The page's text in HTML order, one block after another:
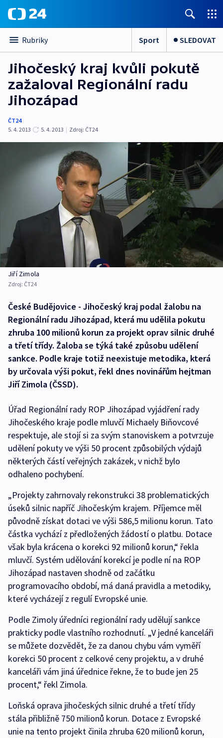
Rubriky Sport SLEDOVAT
Jihočeský kraj kvůli pokutě
zažaloval Regionální radu
Jihozápad
ČT24
5. 4. 2013
5. 4. 2013 | Zdroj: ČT24
Jiří Zimola
Zdroj: ČT24
České Budějovice - Jihočeský kraj podal žalobu na
Regionální radu Jihozápad, která mu udělila pokutu
zhruba 100 milionů korun za projekt oprav silnic druhé
a třetí třídy. Žaloba se týká také způsobu udělení
sankce. Podle kraje totiž neexistuje metodika, která
by určovala výši pokut, řekl dnes novinářům hejtman
Jiří Zimola (ČSSD).
Úřad Regionální rady ROP Jihozápad vyjádření rady
Jihočeského kraje podle mluvčí Michaely Biňovcové
respektuje, ale stojí si za svým stanoviskem a potvrzuje
udělení pokuty ve výši 50 procent způsobilých výdajů
některých částí veřejných zakázek, v nichž bylo
odhaleno pochybení.
„Projekty zahrnovaly rekonstrukci 38 problematických
úseků silnic napříč Jihočeským krajem. Příjemce měl
původně získat dotaci ve výši 586,5 milionu korun. Tato
částka vychází z předložených žádostí o platbu. Dotace
však byla krácena o korekci 92 milionů korun,“ řekla
mluvčí. Systém udělování korekcí je podle ní na ROP
Jihozápad nastaven shodně od začátku
programovacího období, má daná pravidla a metodiky,
které vycházejí z regulí Evropské unie.
Podle Zimoly úředníci regionální rady udělují sankce
prakticky podle vlastního rozhodnutí. „V jedné kanceláři
se můžete dozvědět, že za danou chybu vám vyměří
korekci 50 procent z celkové ceny projektu, a v druhé
kanceláři vám jiná úřednice řekne, že to bude jen 25
procent,“ řekl Zimola.
Loňská oprava jihočeských silnic druhé a třetí třídy
stála přibližně 750 milionů korun. Dotace z Evropské
unie na tento projekt činila zhruba 620 milionů korun,